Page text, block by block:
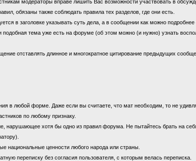
модераторы вправе лишить Вас возможности участвовать в
обязаны также соблюдать правила тех разделов, где они есть.
в заголовке указывать суть дела, а в сообщении как можно
подобная тема уже есть на форуме (об этом можно (и нужно) узнать
отставлять длинное и многократное цитирование предыдущих
в любой форме. Даже если вы считаете, что мат необходим, то не
по любому признаку.
нарушающее хотя бы одно из правил форума. Не пытайтесь брать на
национальные ценности любого народа или страны.
переписку без согласия пользователя, с которым велась переписка.